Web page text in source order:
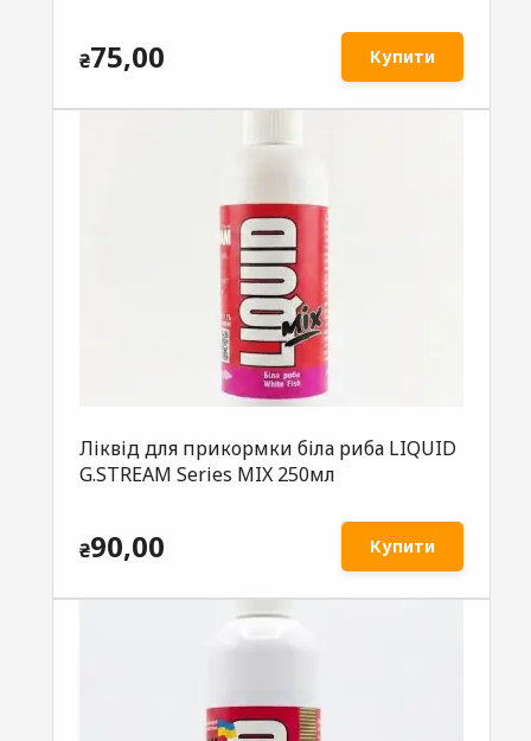
₴75,00 Купити
Ліквід для прикормки біла риба LIQUID
G.STREAM Series MIX 250мл
₴90,00 Купити